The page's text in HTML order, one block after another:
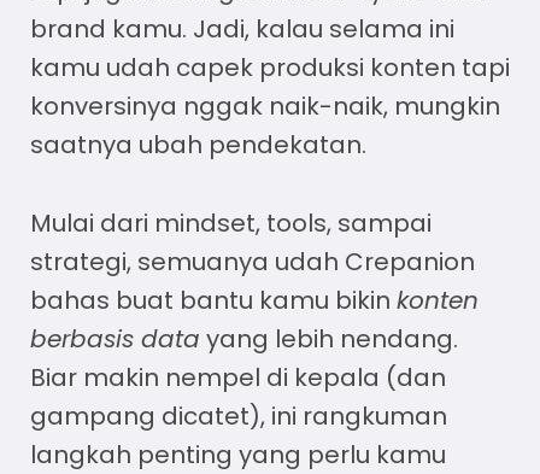
brand kamu. Jadi, kalau selama ini
kamu udah capek produksi konten tapi
konversinya nggak naik-naik, mungkin
saatnya ubah pendekatan.
Mulai dari mindset, tools, sampai
strategi, semuanya udah Crepanion
bahas buat bantu kamu bikin konten
berbasis data yang lebih nendang.
Biar makin nempel di kepala (dan
gampang dicatet), ini rangkuman
langkah penting yang perlu kamu